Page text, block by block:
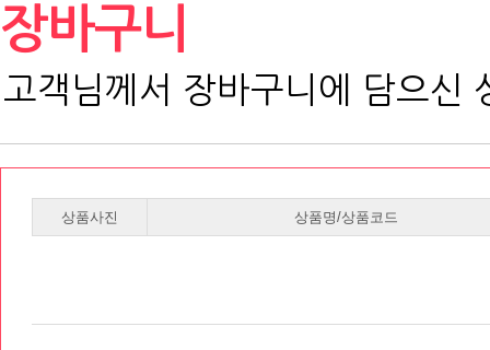
장바구니
고객님께서 장바구니에 담으신